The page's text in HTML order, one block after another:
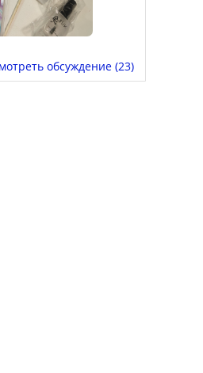
обсуждение (23)